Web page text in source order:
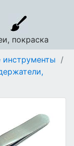
покраска
инструменты
/